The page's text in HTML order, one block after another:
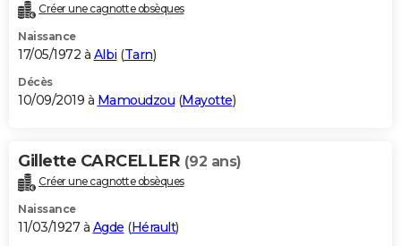
Créer une cagnotte obsèques
Naissance
17/05/1972 à Albi (Tarn)
Décès
10/09/2019 à Mamoudzou (Mayotte)
Gillette CARCELLER (92 ans)
Créer une cagnotte obsèques
Naissance
11/03/1927 à Agde (Hérault)